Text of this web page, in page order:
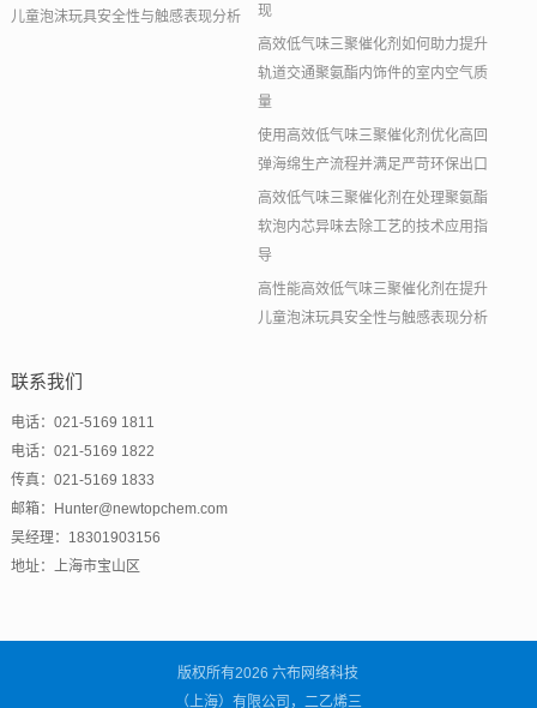
儿童泡沫玩具安全性与触感表现分析
现
高效低气味三聚催化剂如何助力提升
轨道交通聚氨酯内饰件的室内空气质
量
使用高效低气味三聚催化剂优化高回
弹海绵生产流程并满足严苛环保出口
高效低气味三聚催化剂在处理聚氨酯
软泡内芯异味去除工艺的技术应用指
导
高性能高效低气味三聚催化剂在提升
儿童泡沫玩具安全性与触感表现分析
联系我们
电话：021-5169 1811
电话：021-5169 1822
传真：021-5169 1833
邮箱：Hunter@newtopchem.com
吴经理：18301903156
地址：上海市宝山区
版权所有2026 六布网络科技
（上海）有限公司，二乙烯三